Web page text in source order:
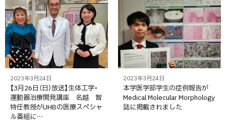
2023年3月24日
【3月26日（日）放送】生体工学・
運動器治療開発講座 名越 智
特任教授がUHBの医療スペシャ
ル番組に…
2023年3月24日
本学医学部学生の症例報告が
Medical Molecular Morphology
誌に掲載されました